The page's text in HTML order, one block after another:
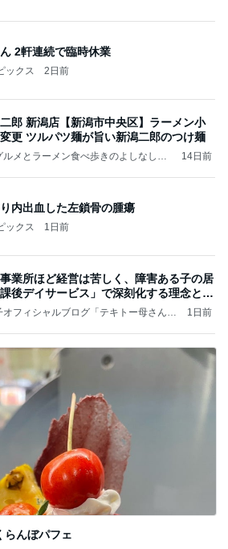
2軒連続で臨時休業
ックス 2日前
郎 新潟店【新潟市中央区】ラーメン小
更 ツルパツ麺が旨い新潟二郎のつけ麺
メとラーメン食べ歩きのよしなしご
14日前
内出血した左鎖骨の腫瘍
ックス 1日前
業所ほど経営は苦しく、障害ある子の居
後デイサービス」で深刻化する理念と現
フィシャルブログ「テキトー母さんの
1日前
らんぼパフェ